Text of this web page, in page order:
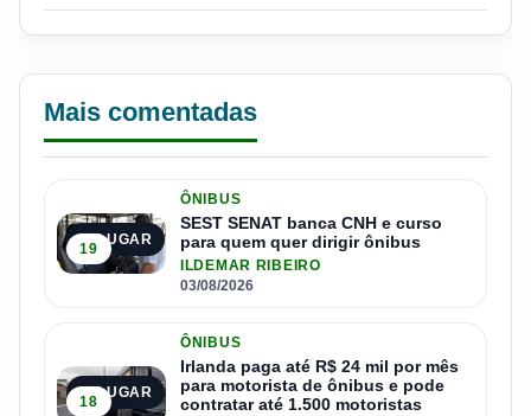
Mais comentadas
1º LUGAR
19
ÔNIBUS
SEST SENAT banca CNH e curso
para quem quer dirigir ônibus
ILDEMAR RIBEIRO
03/08/2026
2º LUGAR
18
ÔNIBUS
Irlanda paga até R$ 24 mil por mês
para motorista de ônibus e pode
contratar até 1.500 motoristas